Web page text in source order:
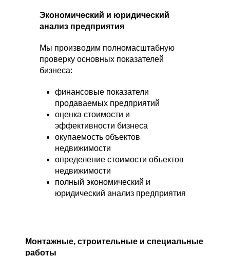
Экономический и юридический
анализ предприятия
Мы производим полномасштабную
проверку основных показателей
бизнеса:
финансовые показатели
продаваемых предприятий
оценка стоимости и
эффективности бизнеса
окупаемость объектов
недвижимости
определение стоимости объектов
недвижимости
полный экономический и
юридический анализ предприятия
Монтажные, строительные и специальные
работы